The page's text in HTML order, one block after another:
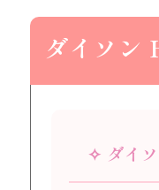
ダイソン
✧ ダイ